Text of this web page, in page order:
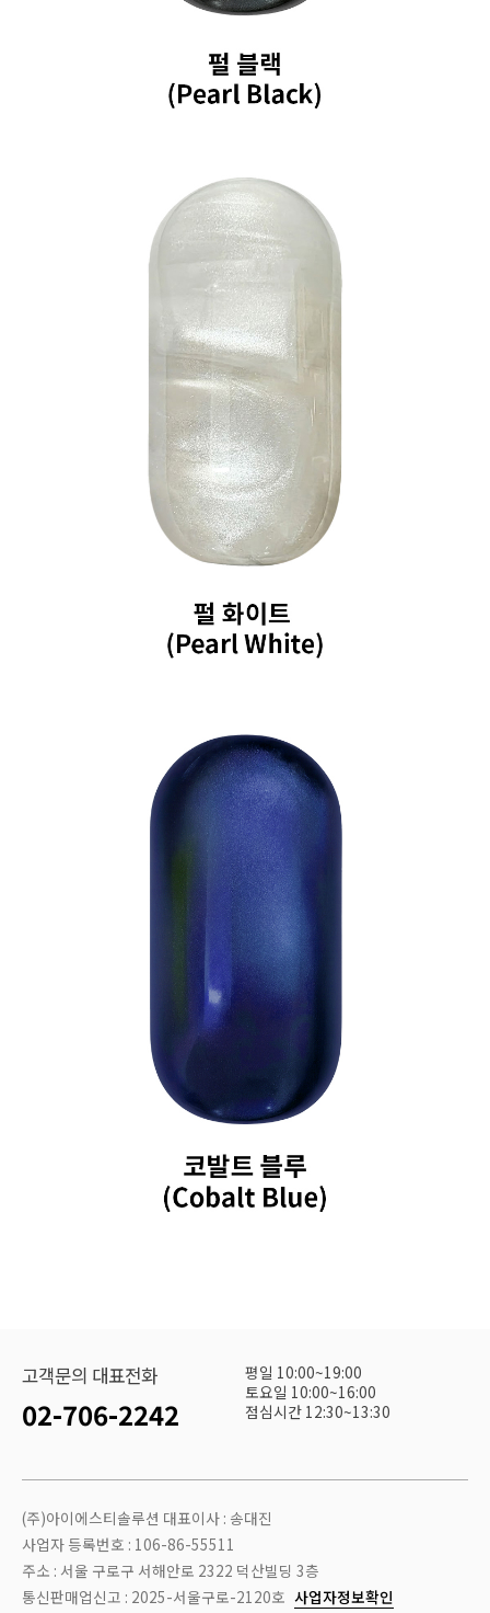
고객문의 대표전화
02-706-2242
평일 10:00~19:00
토요일 10:00~16:00
점심시간 12:30~13:30
(주)아이에스티솔루션 대표이사 : 송대진
사업자 등록번호 : 106-86-55511
주소 : 서울 구로구 서해안로 2322 덕산빌딩 3층
통신판매업신고 : 2025-서울구로-2120호 사업자정보확인